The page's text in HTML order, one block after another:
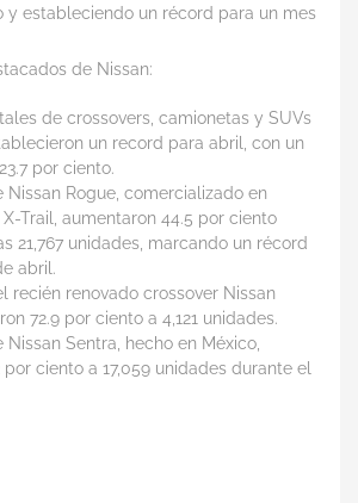
y estableciendo un récord para un mes
de Nissan:
de crossovers, camionetas y SUVs
un record para abril, con un
por ciento.
Nissan Rogue, comercializado en
Trail, aumentaron 44.5 por ciento
21,767 unidades, marcando un récord
abril.
recién renovado crossover Nissan
72.9 por ciento a 4,121 unidades.
Nissan Sentra, hecho en México,
por ciento a 17,059 unidades durante el